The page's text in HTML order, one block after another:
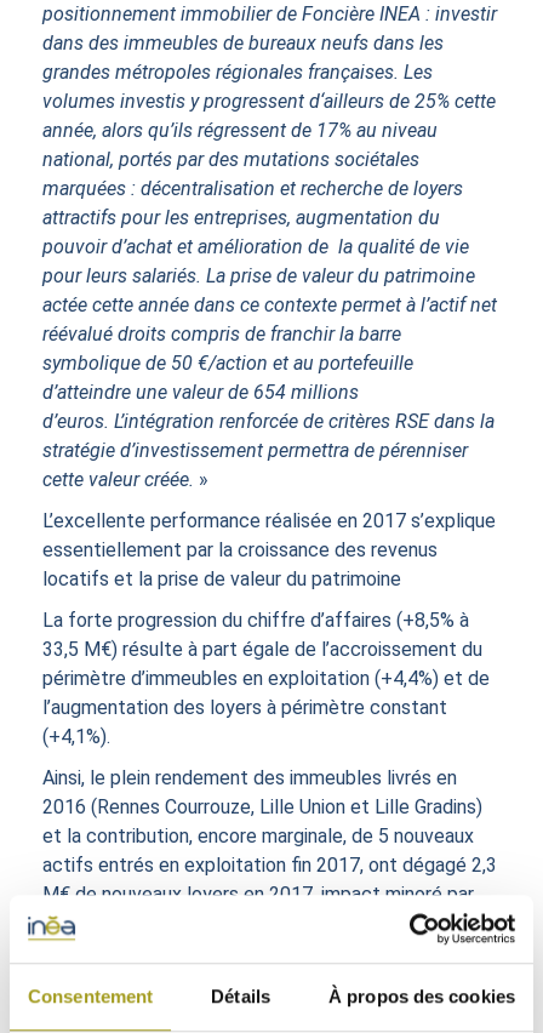
Consentement Détails À propos des cookies
positionnement immobilier de Foncière INEA : investir
dans des immeubles de bureaux neufs dans les
grandes métropoles régionales françaises. Les
volumes investis y progressent d‘ailleurs de 25% cette
année, alors qu’ils régressent de 17% au niveau
national, portés par des mutations sociétales
marquées : décentralisation et recherche de loyers
attractifs pour les entreprises, augmentation du
pouvoir d’achat et amélioration de la qualité de vie
pour leurs salariés. La prise de valeur du patrimoine
actée cette année dans ce contexte permet à l’actif net
réévalué droits compris de franchir la barre
symbolique de 50 €/action et au portefeuille
d’atteindre une valeur de 654 millions
d’euros. L’intégration renforcée de critères RSE dans la
stratégie d’investissement permettra de pérenniser
cette valeur créée. »
L’excellente performance réalisée en 2017 s’explique
essentiellement par la croissance des revenus
locatifs et la prise de valeur du patrimoine
La forte progression du chiffre d’affaires (+8,5% à
33,5 M€) résulte à part égale de l’accroissement du
périmètre d’immeubles en exploitation (+4,4%) et de
l’augmentation des loyers à périmètre constant
(+4,1%).
Ainsi, le plein rendement des immeubles livrés en
2016 (Rennes Courrouze, Lille Union et Lille Gradins)
et la contribution, encore marginale, de 5 nouveaux
actifs entrés en exploitation fin 2017, ont dégagé 2,3
M€ de nouveaux loyers en 2017, impact minoré par
les quelques cessions réalisées fin 2016 et mi 2017.
À périmètre constant, la reprise économique a
soutenu l’activité locative. 54 baux ont ainsi été